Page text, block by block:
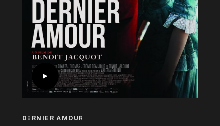
DERNIER AMOUR